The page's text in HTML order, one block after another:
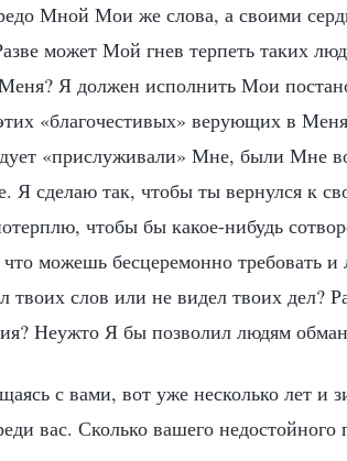
Мной Мои же слова, а своими
может Мой гнев терпеть таких
Я должен исполнить Мои
«благочестивых» верующих в
«прислуживали» Мне, были Мне
Я сделаю так, чтобы ты вернулся к
чтобы бы какое-нибудь
можешь бесцеремонно требовать
слов или не видел твоих дел?
Неужто Я бы позволил людям
с вами, вот уже несколько лет и
вас. Сколько вашего недостойного